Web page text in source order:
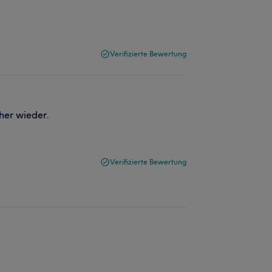
Verifizierte Bewertung
wieder.
Verifizierte Bewertung